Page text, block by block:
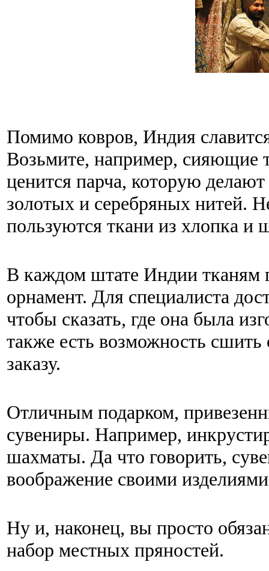
Помимо ковров, Индия
Возьмите, например, сияющие
ценится парча, которую
золотых и серебряных нитей.
пользуются ткани из хлопка и
В каждом штате Индии тканям
орнамент. Для специалиста
чтобы сказать, где она была
также есть возможность
заказу.
Отличным подарком,
сувениры. Например,
шахматы. Да что говорить,
воображение своими
Ну и, наконец, вы просто
набор местных пряностей.